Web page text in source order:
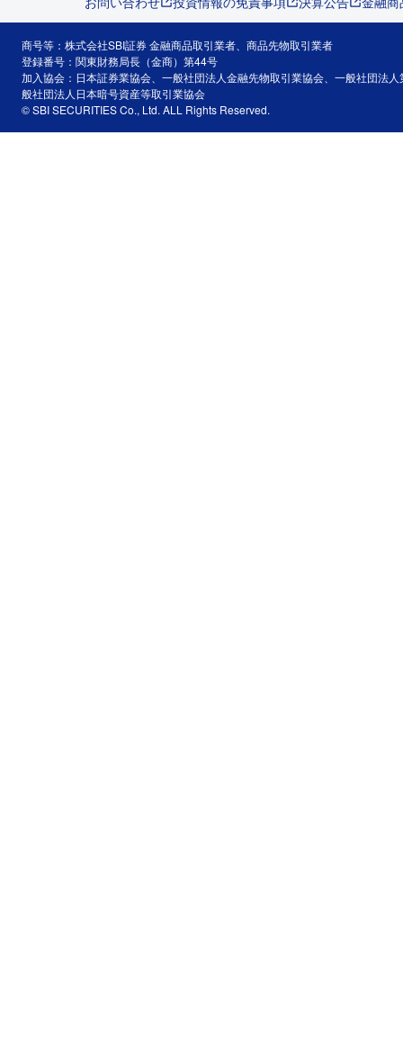
商号等：株式会社SBI証券 金融商品取引業者、商品先物取引業者
登録番号：関東財務局長（金商）第44号
加入協会：日本証券業協会、一般社団法人金融先物取引業協会、一般社団法
般社団法人日本暗号資産等取引業協会
© SBI SECURITIES Co., Ltd. ALL Rights Reserved.